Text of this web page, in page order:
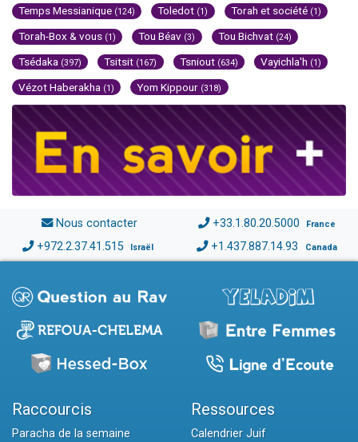
Temps Messianique (124) Toledot (1) Torah et société (1)
Torah-Box & vous (1) Tou Béav (3) Tou Bichvat (24)
Tsédaka (397) Tsitsit (167) Tsniout (634) Vayichla'h (1)
Vézot Haberakha (1) Yom Kippour (318)
Nous contacter +33.1.80.20.5000 France
+972.2.37.41.515 Israël +1.437.887.14.93 Canada
Raccourcis
Paracha de la semaine
Ressources
Calendrier Juif